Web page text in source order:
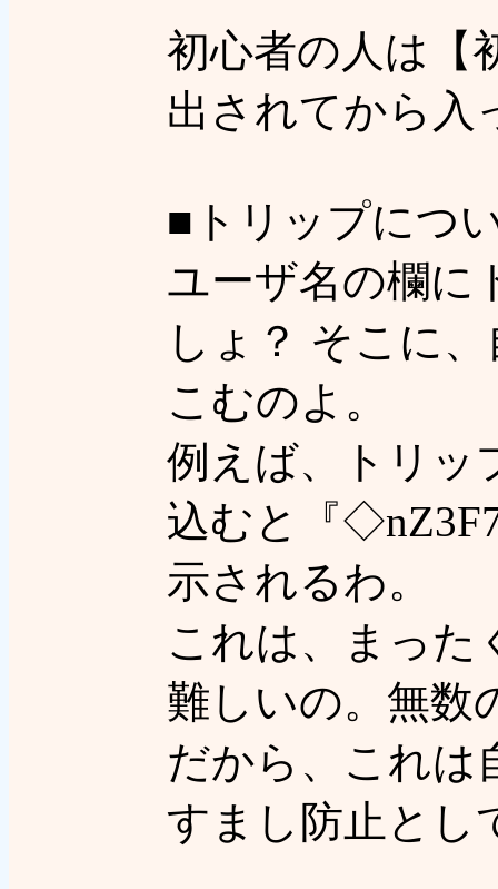
初心者の人は【
出されてから入
■トリップにつ
ユーザ名の欄に
しょ？ そこに
こむのよ。
例えば、トリッ
込むと『
示されるわ。
これは、まった
難しいの。無数
だから、これは
すまし防止とし